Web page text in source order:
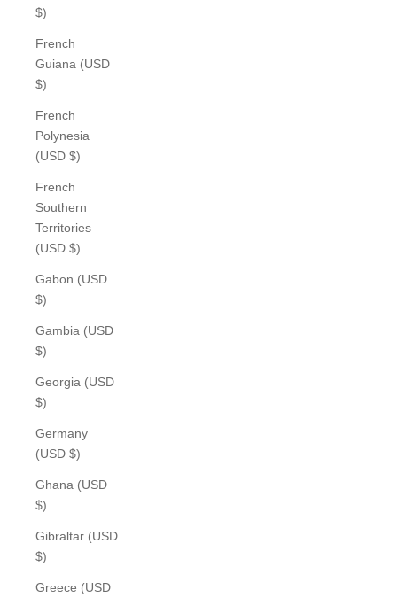
$)
French
Guiana (USD
$)
French
Polynesia
(USD $)
French
Southern
Territories
(USD $)
Gabon (USD
$)
Gambia (USD
$)
Georgia (USD
$)
Germany
(USD $)
Ghana (USD
$)
Gibraltar (USD
$)
Greece (USD